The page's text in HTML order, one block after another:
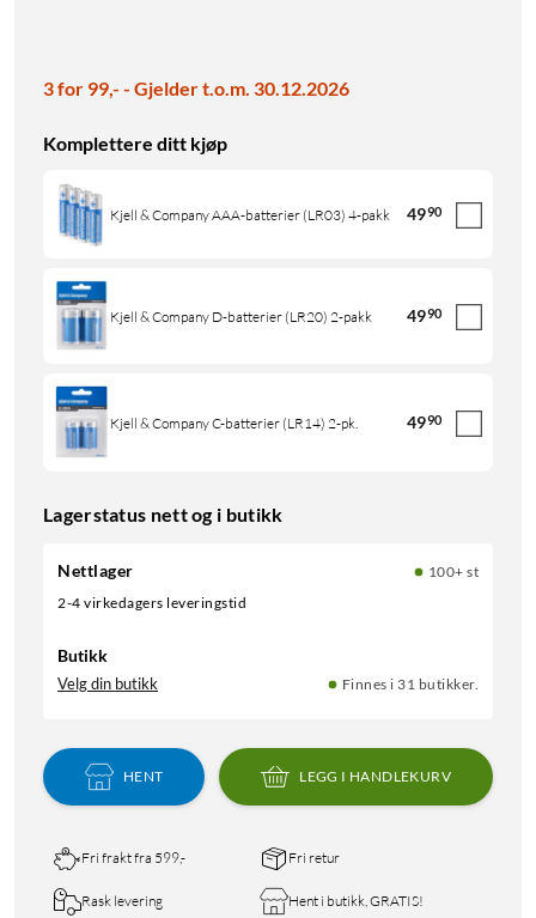
3 for 99,- - Gjelder t.o.m. 30.12.2026
Komplettere ditt kjøp
Kjell & Company AAA-batterier (LR03) 4-pakk 4990
Kjell & Company D-batterier (LR20) 2-pakk 4990
Kjell & Company C-batterier (LR14) 2-pk. 4990
Lagerstatus nett og i butikk
Nettlager
100+ st
2-4 virkedagers leveringstid
Butikk
Velg din butikk Finnes i 31 butikker.
HENT LEGG I HANDLEKURV
Fri frakt fra 599,- Fri retur
Rask levering Hent i butikk, GRATIS!